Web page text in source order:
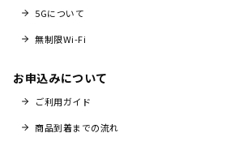
5Gについて
無制限Wi-Fi
お申込みについて
ご利用ガイド
商品到着までの流れ